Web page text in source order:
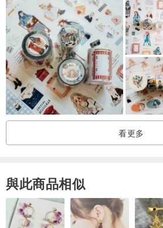
/ 產地,製造方式 /
台灣製造
/ 跨國運費 /
中國 香港 澳門 新加坡 菲律賓 馬來西亞使
收件
美國 澳洲 加拿大 使用EMS
日本和韓國使用ㄧ般空運寄件後約1~2周收件
/ 愛團購 /
團購的朋友可以聯絡設計師,另外開訂單喔
產地/製造方式
看更多
與此商品相似